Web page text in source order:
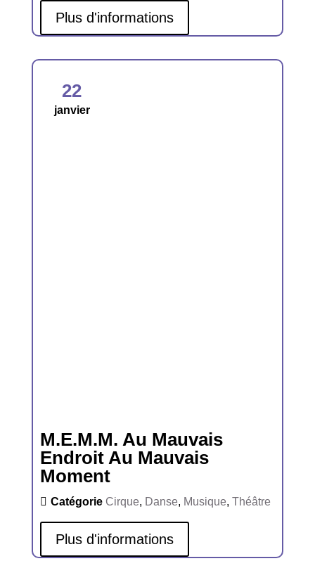
Plus d'informations
22
janvier
M.E.M.M. Au Mauvais
Endroit Au Mauvais
Moment
Catégorie Cirque, Danse, Musique, Théâtre
Plus d'informations